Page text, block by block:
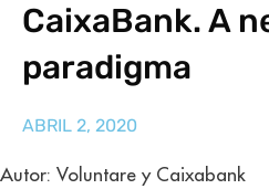
CaixaBank. A
paradigma
ABRIL 2, 2020
Autor: Voluntare y Caixabank